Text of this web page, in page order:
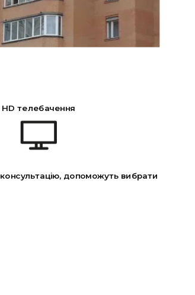
HD телебачення
допоможуть вибрати